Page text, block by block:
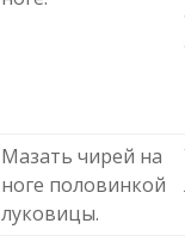
Мазать чирей на
ноге половинкой
луковицы.